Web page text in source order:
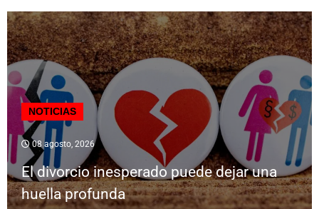
NOTICIAS
08 agosto, 2026
El divorcio inesperado puede dejar una
huella profunda